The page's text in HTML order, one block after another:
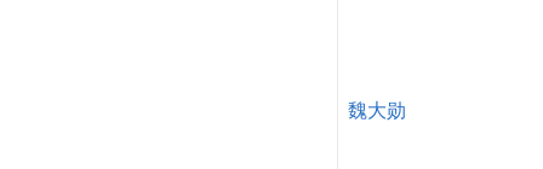
魏大勋